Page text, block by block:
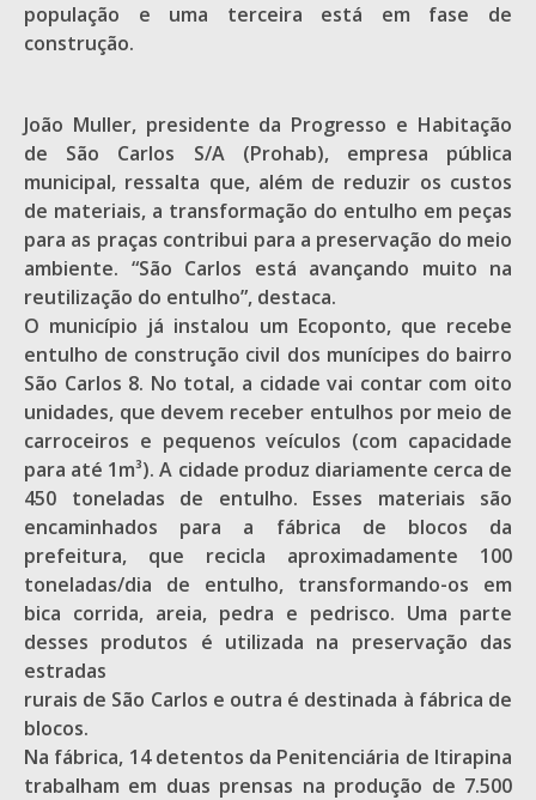
população e uma terceira está em fase de
construção.
João Muller, presidente da Progresso e Habitação
de São Carlos S/A (Prohab), empresa pública
municipal, ressalta que, além de reduzir os custos
de materiais, a transformação do entulho em peças
para as praças contribui para a preservação do meio
ambiente. “São Carlos está avançando muito na
reutilização do entulho”, destaca.
O município já instalou um Ecoponto, que recebe
entulho de construção civil dos munícipes do bairro
São Carlos 8. No total, a cidade vai contar com oito
unidades, que devem receber entulhos por meio de
carroceiros e pequenos veículos (com capacidade
para até 1m³). A cidade produz diariamente cerca de
450 toneladas de entulho. Esses materiais são
encaminhados para a fábrica de blocos da
prefeitura, que recicla aproximadamente 100
toneladas/dia de entulho, transformando-os em
bica corrida, areia, pedra e pedrisco. Uma parte
desses produtos é utilizada na preservação das
estradas
rurais de São Carlos e outra é destinada à fábrica de
blocos.
Na fábrica, 14 detentos da Penitenciária de Itirapina
trabalham em duas prensas na produção de 7.500